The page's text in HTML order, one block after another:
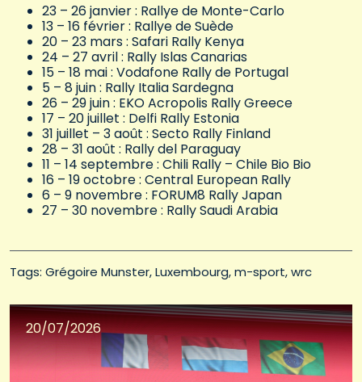
23 – 26 janvier : Rallye de Monte-Carlo
13 – 16 février : Rallye de Suède
20 – 23 mars : Safari Rally Kenya
24 – 27 avril : Rally Islas Canarias
15 – 18 mai : Vodafone Rally de Portugal
5 – 8 juin : Rally Italia Sardegna
26 – 29 juin : EKO Acropolis Rally Greece
17 – 20 juillet : Delfi Rally Estonia
31 juillet – 3 août : Secto Rally Finland
28 – 31 août : Rally del Paraguay
11 – 14 septembre : Chili Rally – Chile Bio Bio
16 – 19 octobre : Central European Rally
6 – 9 novembre : FORUM8 Rally Japan
27 – 30 novembre : Rally Saudi Arabia
Tags: Grégoire Munster Luxembourg m-sport wrc
20/07/2026